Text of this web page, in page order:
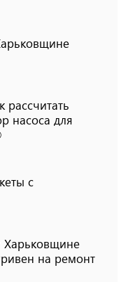
насоса для
с
Харьковщине
на ремонт